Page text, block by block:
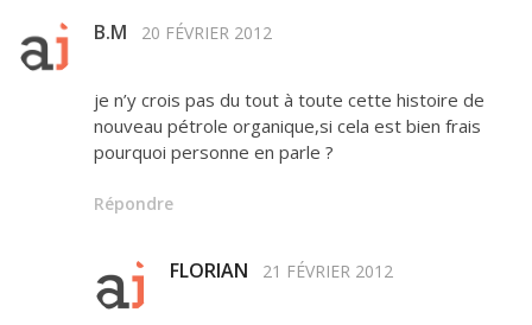
B.M 20 FÉVRIER 2012
je n’y crois pas du tout à toute cette histoire de
nouveau pétrole organique,si cela est bien frais
pourquoi personne en parle ?
Répondre
FLORIAN 21 FÉVRIER 2012